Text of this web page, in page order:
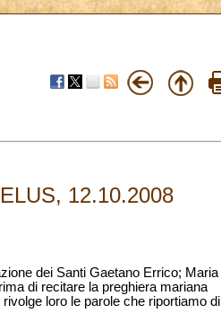
12.10.2008
dei Santi Gaetano Errico; Maria
di recitare la preghiera mariana
loro le parole che riportiamo di